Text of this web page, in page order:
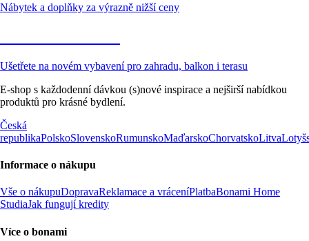
Nábytek a doplňky za výrazně nižší ceny
Ušetřete na novém vybavení pro zahradu, balkon i terasu
E-shop s každodenní dávkou (s)nové inspirace a nejširší nabídkou
produktů pro krásné bydlení.
Česká
republikaPolskoSlovenskoRumunskoMaďarskoChorvatskoLitva
Informace o nákupu
Vše o nákupuDopravaReklamace a vráceníPlatbaBonami Home
StudiaJak fungují kredity
Více o bonami